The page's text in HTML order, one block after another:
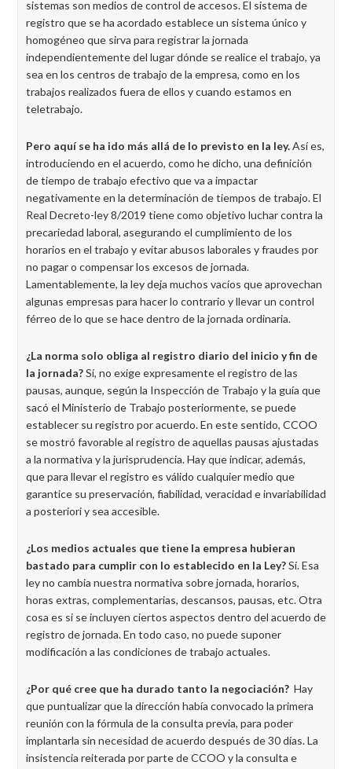
sistemas son medios de control de accesos. El sistema de
registro que se ha acordado establece un sistema único y
homogéneo que sirva para registrar la jornada
independientemente del lugar dónde se realice el trabajo, ya
sea en los centros de trabajo de la empresa, como en los
trabajos realizados fuera de ellos y cuando estamos en
teletrabajo.
Pero aquí se ha ido más allá de lo previsto en la ley.Así es,
introduciendo en el acuerdo, como he dicho, una definición
de tiempo de trabajo efectivo que va a impactar
negativamente en la determinación de tiempos de trabajo. El
Real Decreto-ley 8/2019 tiene como objetivo luchar contra la
precariedad laboral, asegurando el cumplimiento de los
horarios en el trabajo y evitar abusos laborales y fraudes por
no pagar o compensar los excesos de jornada.
Lamentablemente, la ley deja muchos vacíos que aprovechan
algunas empresas para hacer lo contrario y llevar un control
férreo de lo que se hace dentro de la jornada ordinaria.
¿La norma solo obliga al registro diario del inicio y fin de
la jornada?Sí, no exige expresamente el registro de las
pausas, aunque, según la Inspección de Trabajo y la guía que
sacó el Ministerio de Trabajo posteriormente, se puede
establecer su registro por acuerdo. En este sentido, CCOO
se mostró favorable al registro de aquellas pausas ajustadas
a la normativa y la jurisprudencia. Hay que indicar, además,
que para llevar el registro es válido cualquier medio que
garantice su preservación, fiabilidad, veracidad e invariabilidad
a posteriori y sea accesible.
¿Los medios actuales que tiene la empresa hubieran
bastado para cumplir con lo establecido en la Ley?Sí. Esa
ley no cambia nuestra normativa sobre jornada, horarios,
horas extras, complementarias, descansos, pausas, etc. Otra
cosa es si se incluyen ciertos aspectos dentro del acuerdo de
registro de jornada. En todo caso, no puede suponer
modificación a las condiciones de trabajo actuales.
¿Por qué cree que ha durado tanto la negociación? Hay
que puntualizar que la dirección había convocado la primera
reunión con la fórmula de la consulta previa, para poder
implantarla sin necesidad de acuerdo después de 30 días. La
insistencia reiterada por parte de CCOO y la consulta e